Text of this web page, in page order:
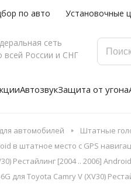
по авто Установочные
сеть
всей России и СНГ
АвтозвукЗащита от угона
автомобилей Штатные
в штатное место с GPS
Рестайлинг [2004 .. 2006]
для Toyota Camry V (XV30)